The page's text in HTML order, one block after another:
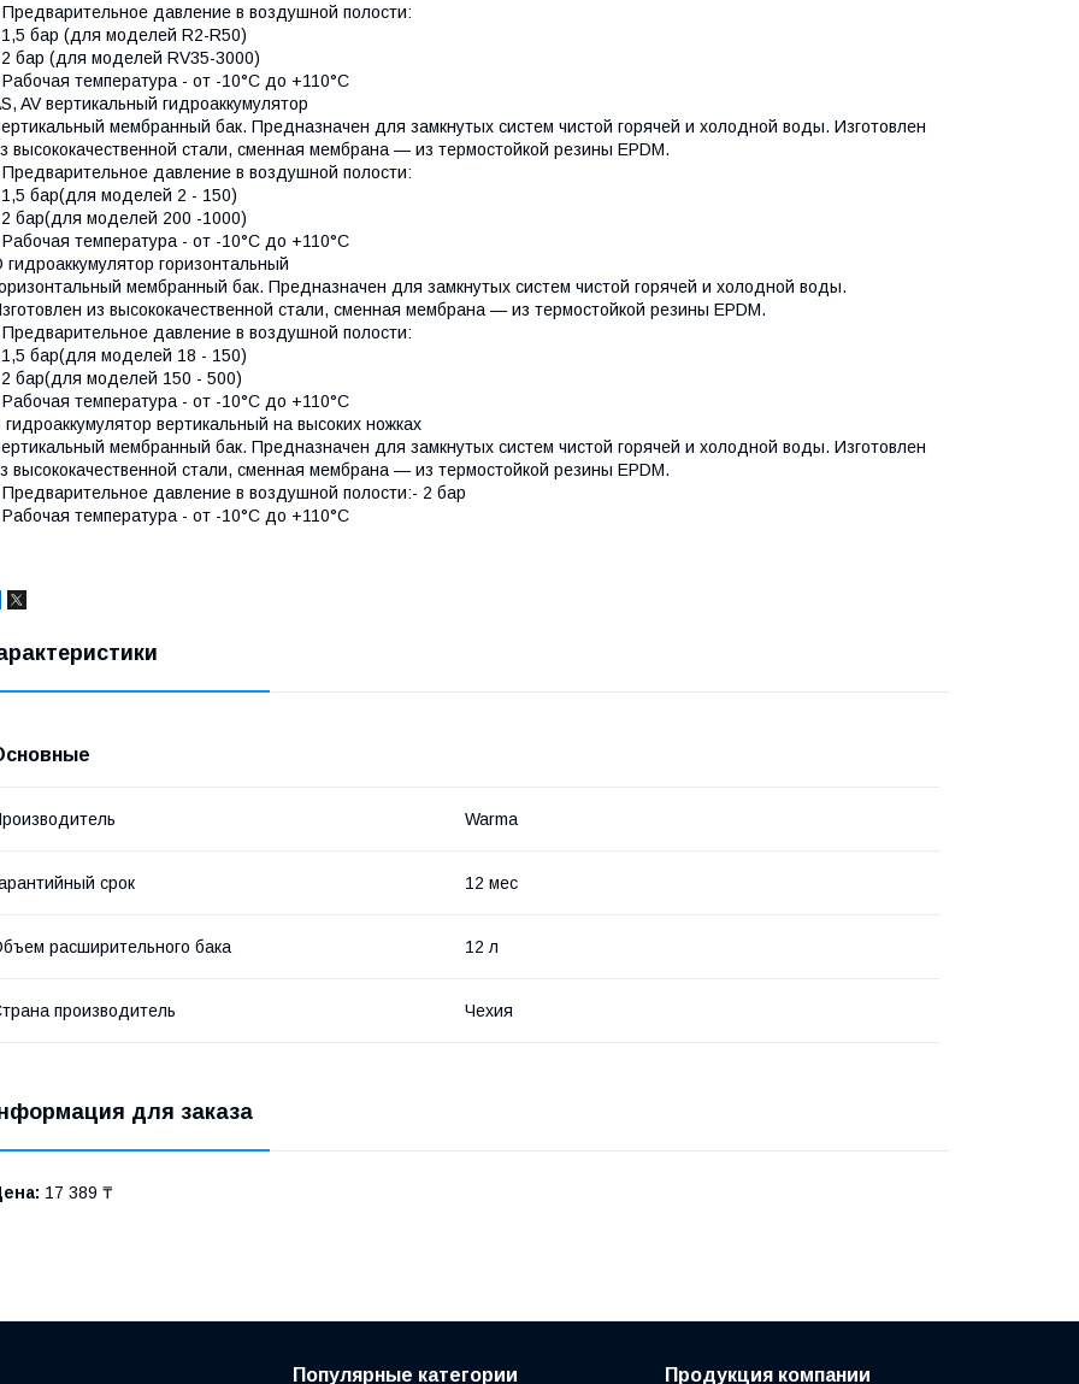
Предварительное давление в воздушной полости:
бар (для моделей R2-R50)
бар (для моделей RV35-3000)
Рабочая температура - от -10°С до +110°С
AV вертикальный гидроаккумулятор
мембранный бак. Предназначен для замкнутых систем чистой горячей и холодной воды. Изготовлен
высококачественной стали, сменная мембрана — из термостойкой резины EPDM.
Предварительное давление в воздушной полости:
бар(для моделей 2 - 150)
бар(для моделей 200 -1000)
Рабочая температура - от -10°С до +110°С
гидроаккумулятор горизонтальный
мембранный бак. Предназначен для замкнутых систем чистой горячей и холодной воды.
из высококачественной стали, сменная мембрана — из термостойкой резины EPDM.
Предварительное давление в воздушной полости:
бар(для моделей 18 - 150)
бар(для моделей 150 - 500)
Рабочая температура - от -10°С до +110°С
гидроаккумулятор вертикальный на высоких ножках
мембранный бак. Предназначен для замкнутых систем чистой горячей и холодной воды. Изготовлен
высококачественной стали, сменная мембрана — из термостойкой резины EPDM.
Предварительное давление в воздушной полости:- 2 бар
Рабочая температура - от -10°С до +110°С
Warma
срок 12 мес
расширительного бака 12 л
производитель Чехия
для заказа
17 389 ₸
Популярные категории Продукция компании